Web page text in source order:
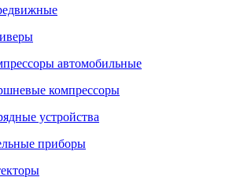
автомобильные
компрессоры
устройства
приборы